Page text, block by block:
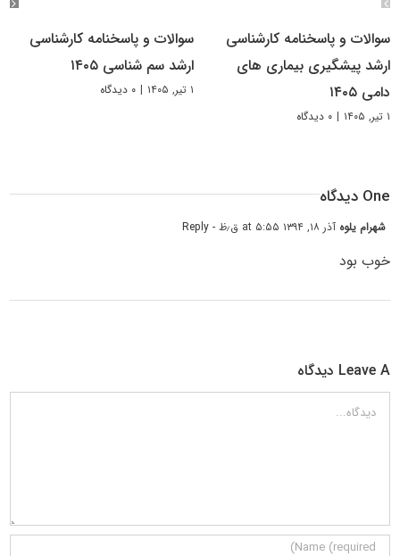
سوالات و پاسخنامه کارشناسی
ارشد پیشگیری بیماری های
دامی ۱۴۰۵
۱ تیر, ۱۴۰۵ | ۰ دیدگاه
سوالات و پاسخنامه کارشناسی
ارشد سم شناسی ۱۴۰۵
۱ تیر, ۱۴۰۵ | ۰ دیدگاه
One دیدگاه
شهرام یلوه آذر ۱۸, ۱۳۹۴ at ۵:۵۵ ق٫ظ - Reply
خوب بود
Leave A دیدگاه
دیدگاه